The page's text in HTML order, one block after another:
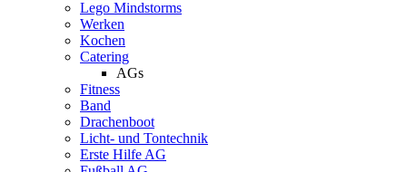
Lego Mindstorms
Werken
Kochen
Catering
AGs
Fitness
Band
Drachenboot
Licht- und Tontechnik
Erste Hilfe AG